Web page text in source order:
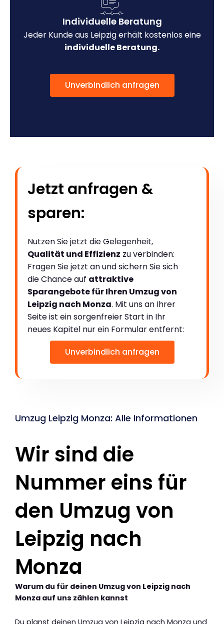
Individuelle Beratung
Jeder Kunde aus Leipzig erhält kostenlos eine
individuelle Beratung.
Unverbindlich anfragen
Jetzt anfragen &
sparen:
Nutzen Sie jetzt die Gelegenheit,
Qualität und Effizienz zu verbinden:
Fragen Sie jetzt an und sichern Sie sich
die Chance auf attraktive
Sparangebote für Ihren Umzug von
Leipzig nach Monza. Mit uns an Ihrer
Seite ist ein sorgenfreier Start in Ihr
neues Kapitel nur ein Formular entfernt:
Unverbindlich anfragen
Umzug Leipzig Monza: Alle Informationen
Wir sind die
Nummer eins für
den Umzug von
Leipzig nach
Monza
Warum du für deinen Umzug von Leipzig nach
Monza auf uns zählen kannst